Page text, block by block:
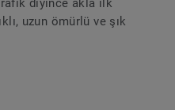
diyince akla ilk
uzun ömürlü ve şık